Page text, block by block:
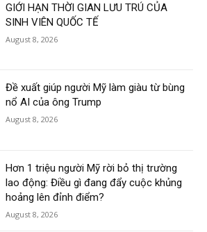
GIỚI HẠN THỜI GIAN LƯU TRÚ CỦA
SINH VIÊN QUỐC TẾ
August 8, 2026
Đề xuất giúp người Mỹ làm giàu từ bùng
nổ AI của ông Trump
August 8, 2026
Hơn 1 triệu người Mỹ rời bỏ thị trường
lao động: Điều gì đang đẩy cuộc khủng
hoảng lên đỉnh điểm?
August 8, 2026